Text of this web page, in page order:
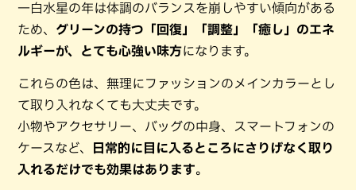
一白水星の年は体調のバランスを崩しやすい傾向がある
ため、 グリーンの持つ「回復」「調整」「癒し」のエネ
ルギーが、とても心強い味方になります。
これらの色は、無理にファッションのメインカラーとし
て取り入れなくても大丈夫です。
小物やアクセサリー、バッグの中身、スマートフォンの
ケースなど、
日常的に目に入るところにさりげなく取り
入れるだけでも効果はあります。